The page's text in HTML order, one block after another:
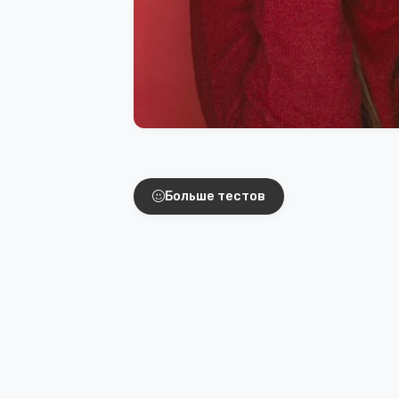
Интересные тесты
Больше тестов